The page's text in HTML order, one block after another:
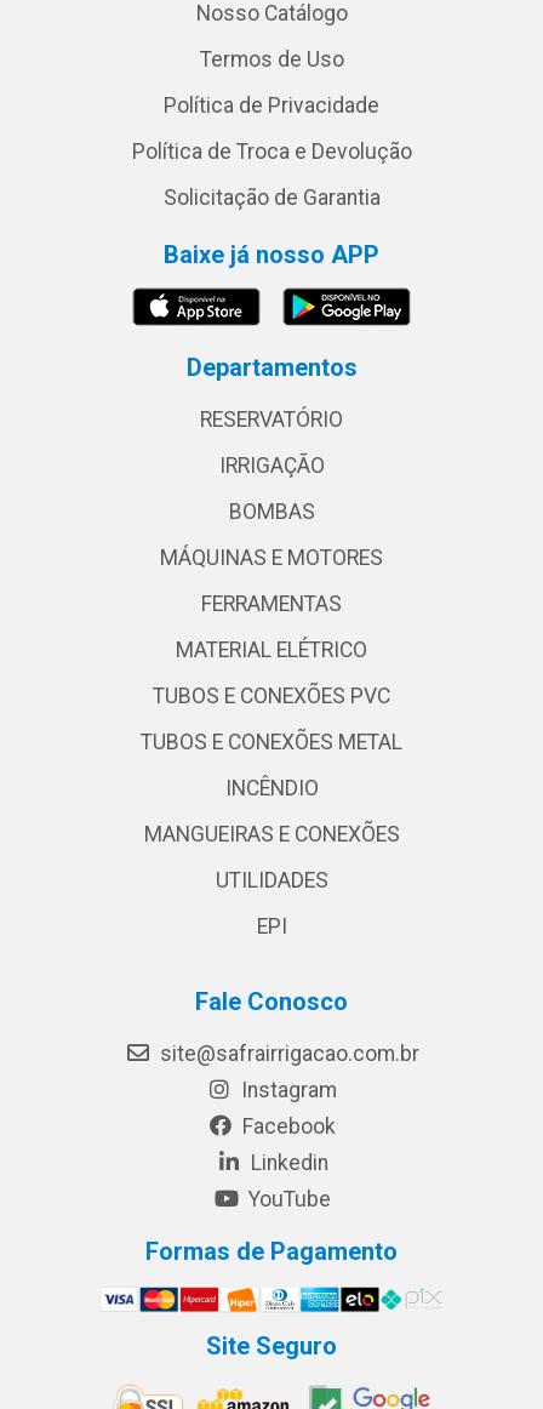
Nosso Catálogo
Termos de Uso
Política de Privacidade
Política de Troca e Devolução
Solicitação de Garantia
Baixe já nosso APP
Departamentos
RESERVATÓRIO
IRRIGAÇÃO
BOMBAS
MÁQUINAS E MOTORES
FERRAMENTAS
MATERIAL ELÉTRICO
TUBOS E CONEXÕES PVC
TUBOS E CONEXÕES METAL
INCÊNDIO
MANGUEIRAS E CONEXÕES
UTILIDADES
EPI
Fale Conosco
site@safrairrigacao.com.br
Instagram
Facebook
Linkedin
YouTube
Formas de Pagamento
Site Seguro